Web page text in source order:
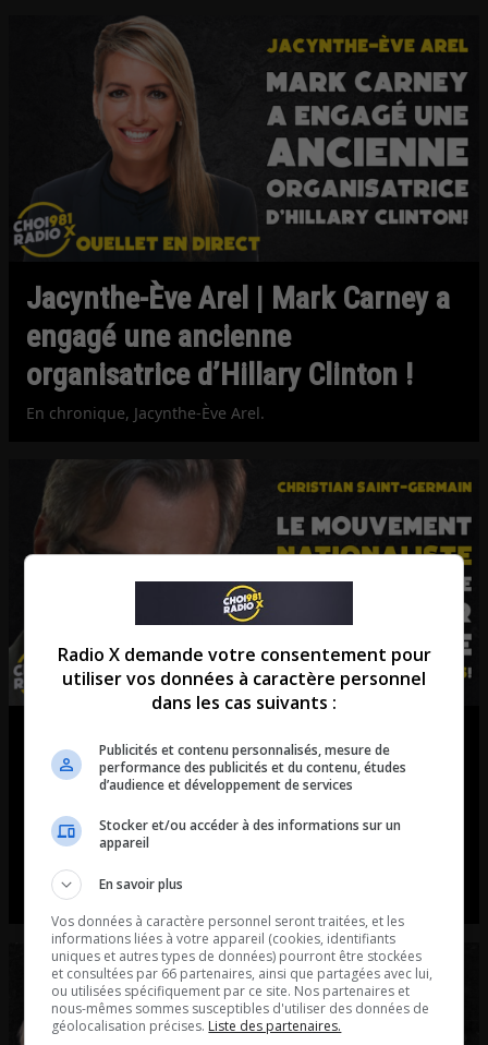
Jacynthe-Ève Arel | Mark Carney a
engagé une ancienne
organisatrice d’Hillary Clinton !
En chronique, Jacynthe-Ève Arel.
Christian Saint-Germain | Le
mouvement nationaliste québécois
doit se rapprocher le plus vite
possible des États-Unis !
En entrevue, Christian Saint-Germain.
Radio X demande votre consentement pour
utiliser vos données à caractère personnel
dans les cas suivants :
Publicités et contenu personnalisés, mesure de
performance des publicités et du contenu, études
d’audience et développement de services
Stocker et/ou accéder à des informations sur un
appareil
En savoir plus
Vos données à caractère personnel seront traitées, et les
informations liées à votre appareil (cookies, identifiants
uniques et autres types de données) pourront être stockées
et consultées par 66 partenaires, ainsi que partagées avec lui,
ou utilisées spécifiquement par ce site. Nos partenaires et
nous-mêmes sommes susceptibles d'utiliser des données de
géolocalisation précises. Liste des partenaires.